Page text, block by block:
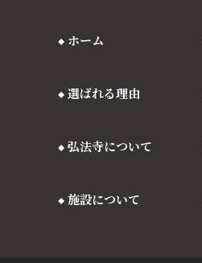
ホーム
選ばれる理由
弘法寺について
施設について